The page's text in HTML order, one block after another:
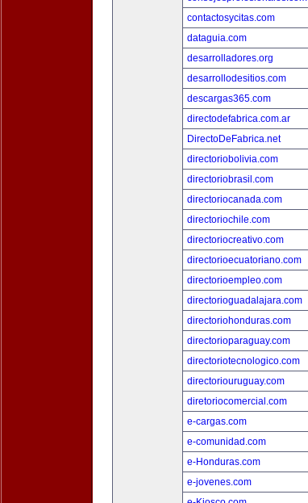
contactosycitas.com
dataguia.com
desarrolladores.org
desarrollodesitios.com
descargas365.com
directodefabrica.com.ar
DirectoDeFabrica.net
directoriobolivia.com
directoriobrasil.com
directoriocanada.com
directoriochile.com
directoriocreativo.com
directorioecuatoriano.com
directorioempleo.com
directorioguadalajara.com
directoriohonduras.com
directorioparaguay.com
directoriotecnologico.com
directoriouruguay.com
diretoriocomercial.com
e-cargas.com
e-comunidad.com
e-Honduras.com
e-jovenes.com